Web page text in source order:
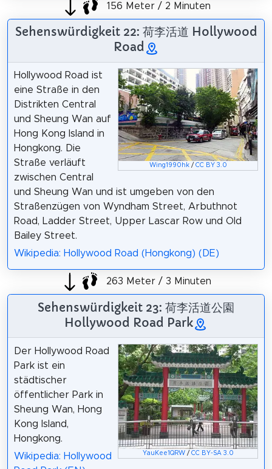
156 Meter / 2 Minuten
Sehenswürdigkeit 22: 荷李活道 Hollywood
Road
Wing1990hk/ CC BY 3.0
Hollywood Road ist
eine Straße in den
Distrikten Central
und Sheung Wan auf
Hong Kong Island in
Hongkong. Die
Straße verläuft
zwischen Central
und Sheung Wan und ist umgeben von den
Straßenzügen von Wyndham Street, Arbuthnot
Road, Ladder Street, Upper Lascar Row und Old
Bailey Street.
Wikipedia: Hollywood Road (Hongkong) (DE)
263 Meter / 3 Minuten
Sehenswürdigkeit 23: 荷李活道公園
Hollywood Road Park
YauKee1QRW/ CC BY-SA 3.0
Der Hollywood Road
Park ist ein
städtischer
öffentlicher Park in
Sheung Wan, Hong
Kong Island,
Hongkong.
Wikipedia: Hollywood